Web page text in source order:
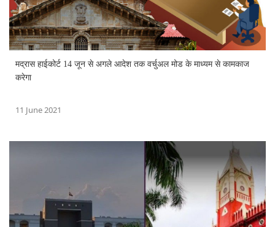
मद्रास हाईकोर्ट 14 जून से अगले आदेश तक वर्चुअल मोड के माध्यम से कामकाज
करेगा
11 June 2021